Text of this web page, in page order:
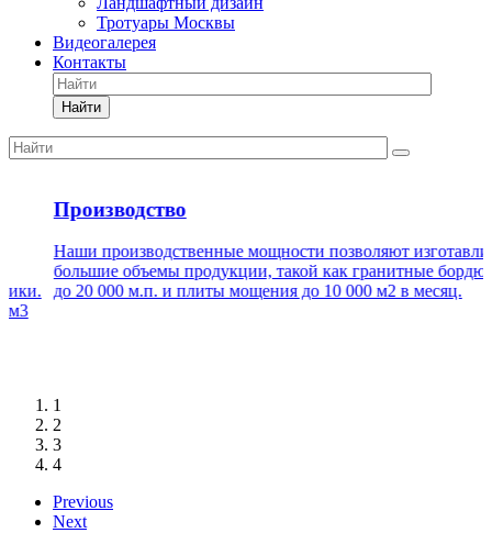
Тротуары Москвы
Видеогалерея
Контакты
Найти
м3
Производство
Наши производственные мощности позволяют
большие объемы продукции, такой как гранитные
до 20 000 м.п. и плиты мощения до 10 000 м2 в месяц.
1
2
3
4
Previous
Next
Камбулат – один из самых востребованных гранитов
Производство
Гранит - это надежность и эстетика проверенная годами !